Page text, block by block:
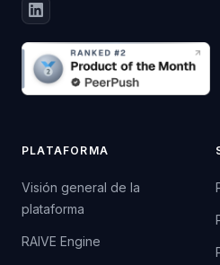
PLATAFORMA
Visión general de la
plataforma
RAIVE Engine